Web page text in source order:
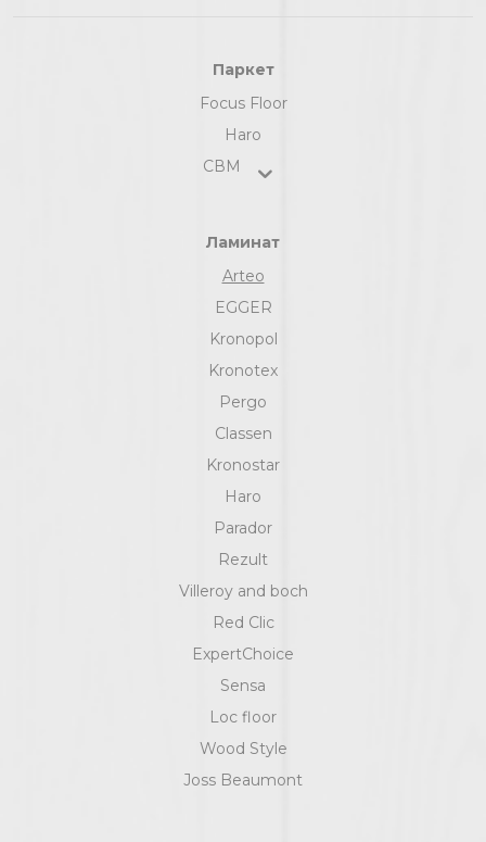
Паркет
Focus Floor
Haro
СВМ
Ламинат
Arteo
EGGER
Kronopol
Kronotex
Pergo
Classen
Kronostar
Haro
Parador
Rezult
Villeroy and boch
Red Clic
ExpertChoice
Sensa
Loc floor
Wood Style
Joss Beaumont